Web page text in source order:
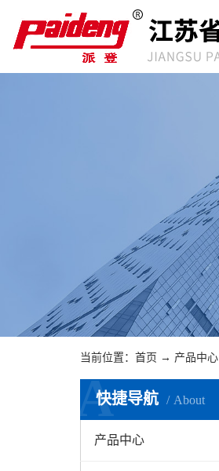
当前位置： 首页 → 产品中心
快捷导航 About
A
产品中心